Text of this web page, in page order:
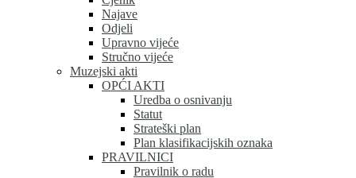
Najave
Odjeli
Upravno vijeće
Stručno vijeće
Muzejski akti
OPĆI AKTI
Uredba o osnivanju
Statut
Strateški plan
Plan klasifikacijskih oznaka
PRAVILNICI
Pravilnik o radu